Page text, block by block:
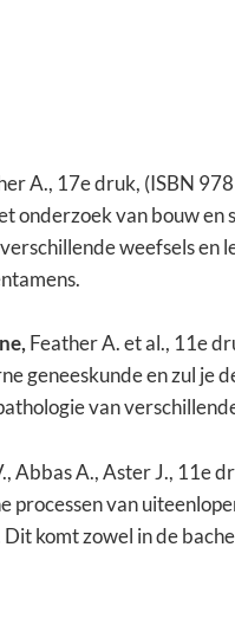
A., 17e druk, (ISBN
onderzoek van bouw en
weefsels en
Feather A. et al., 11e
geneeskunde en zul je
van
Abbas A., Aster J., 11e
processen van
komt zowel in de